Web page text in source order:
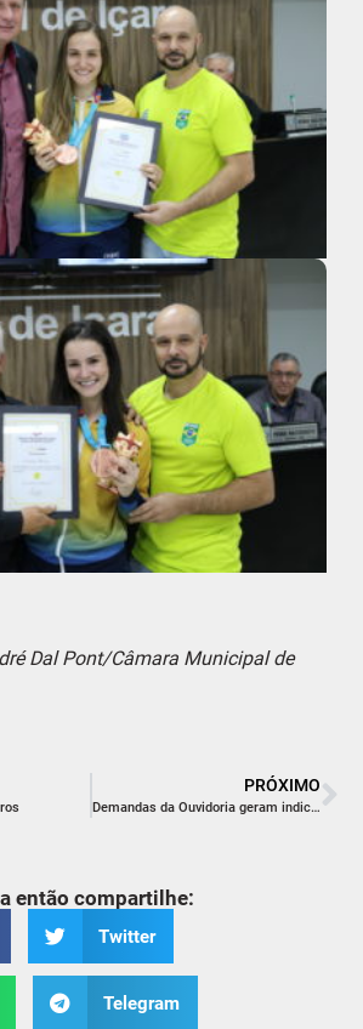
Dal Pont/Câmara Municipal de
PRÓXIMO
Demandas da Ouvidoria geram indicações na Câmara Municipal
então compartilhe:
Twitter
Telegram